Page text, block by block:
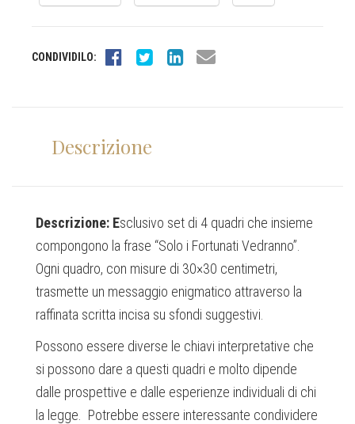
CONDIVIDILO:
Descrizione
Descrizione: Esclusivo set di 4 quadri che insieme
compongono la frase “Solo i Fortunati Vedranno”.
Ogni quadro, con misure di 30×30 centimetri,
trasmette un messaggio enigmatico attraverso la
raffinata scritta incisa su sfondi suggestivi.
Possono essere diverse le chiavi interpretative che
si possono dare a questi quadri e molto dipende
dalle prospettive e dalle esperienze individuali di chi
la legge. Potrebbe essere interessante condividere